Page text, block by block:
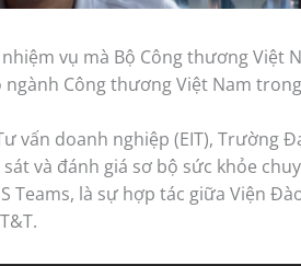
vụ mà Bộ Công thương Việt
Công thương Việt Nam
vấn doanh nghiệp (EIT),
và đánh giá sơ bộ sức khỏe
Teams, là sự hợp tác giữa Viện